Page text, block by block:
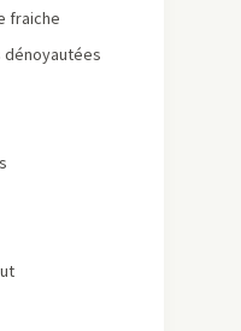
fraiche
dénoyautées